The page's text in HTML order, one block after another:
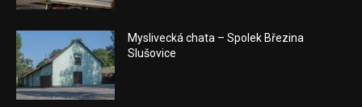
Myslivecká chata – Spolek Březina
Slušovice